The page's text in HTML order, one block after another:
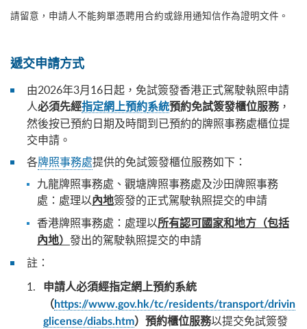
請留意，申請人不能夠單憑聘用合約或錄用通知信作為證明文件。
遞交申請方式
由2026年3月16日起，免試簽發香港正式駕駛執照申請
人必須先經指定網上預約系統預約免試簽發櫃位服務，
然後按已預約日期及時間到已預約的牌照事務處櫃位提
交申請。
各牌照事務處提供的免試簽發櫃位服務如下：
九龍牌照事務處、觀塘牌照事務處及沙田牌照事務
處：處理以內地簽發的正式駕駛執照提交的申請
香港牌照事務處：處理以所有認可國家和地方（包括
內地） 發出的駕駛執照提交的申請
註：
申請人必須經指定網上預約系統
（https://www.gov.hk/tc/residents/transport/drivin
glicense/diabs.htm）預約櫃位服務以提交免試簽發